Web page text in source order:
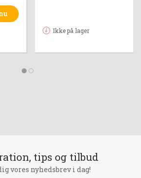
Ikke på lager
tips og tilbud
vores nyhedsbrev i dag!